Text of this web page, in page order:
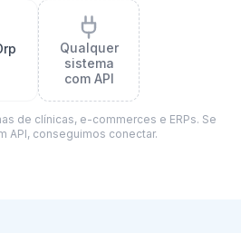
Qualquer
sistema
com API
de clínicas, e-commerces e ERPs. Se
API, conseguimos conectar.